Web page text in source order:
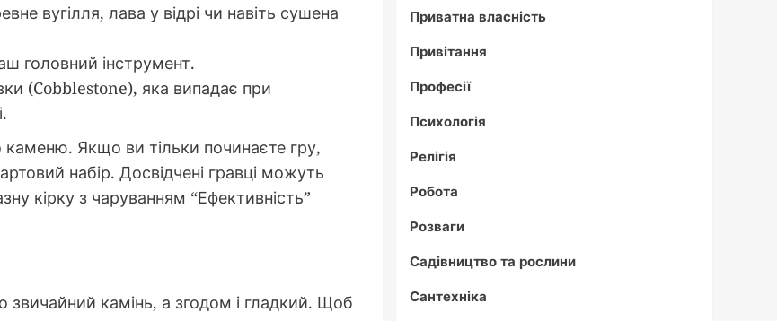
вугілля, лава у відрі чи навіть сушена
головний інструмент.
(Cobblestone), яка випадає при
каменю. Якщо ви тільки починаєте гру,
набір. Досвідчені гравці можуть
кірку з чаруванням “Ефективність”
звичайний камінь, а згодом і гладкий. Щоб
Приватна власність
Привітання
Професії
Психологія
Релігія
Робота
Розваги
Садівництво та рослини
Сантехніка